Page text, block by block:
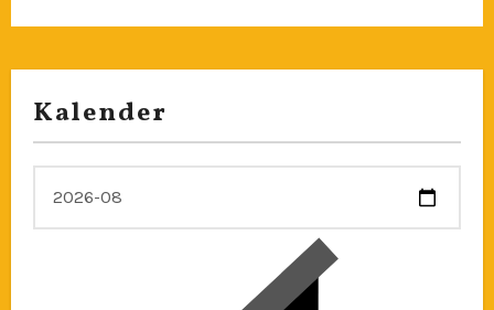
Kalender